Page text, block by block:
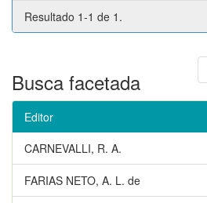
Resultado 1-1 de 1.
Busca facetada
Editor
CARNEVALLI, R. A.
FARIAS NETO, A. L. de